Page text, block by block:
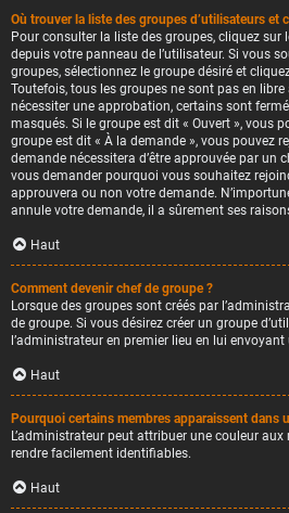
Où trouver la liste des groupes d’utilisateurs et
Pour consulter la liste des groupes, cliquez sur
depuis votre panneau de l’utilisateur. Si vous
groupes, sélectionnez le groupe désiré et
Toutefois, tous les groupes ne sont pas en
nécessiter une approbation, certains sont
masqués. Si le groupe est dit « Ouvert », vous
groupe est dit « À la demande », vous pouvez
demande nécessitera d’être approuvée par un
vous demander pourquoi vous souhaitez
approuvera ou non votre demande.
annule votre demande, il a sûrement ses
Haut
Comment devenir chef de groupe ?
Lorsque des groupes sont créés par
de groupe. Si vous désirez créer un groupe
l’administrateur en premier lieu en lui
Haut
Pourquoi certains membres apparaissent dans
L’administrateur peut attribuer une couleur
rendre facilement identifiables.
Haut